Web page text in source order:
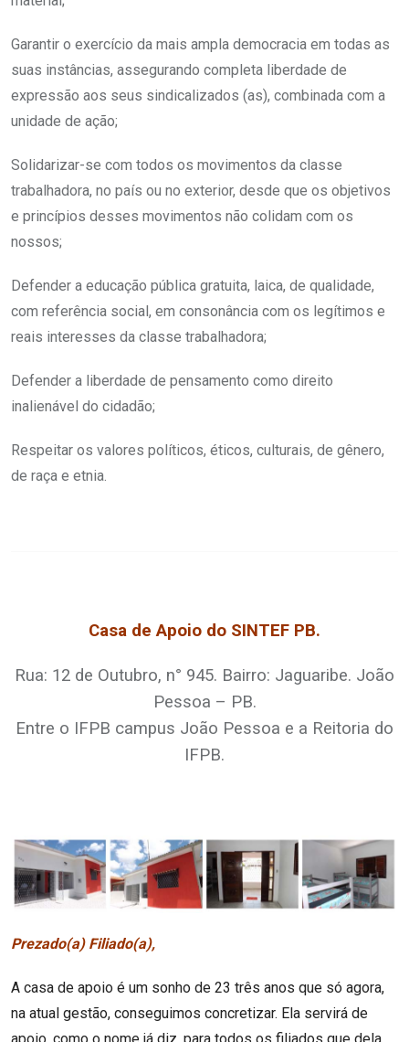
Garantir o exercício da mais ampla democracia em todas as
suas instâncias, assegurando completa liberdade de
expressão aos seus sindicalizados (as), combinada com a
unidade de ação;
Solidarizar-se com todos os movimentos da classe
trabalhadora, no país ou no exterior, desde que os objetivos
e princípios desses movimentos não colidam com os
nossos;
Defender a educação pública gratuita, laica, de qualidade,
com referência social, em consonância com os legítimos e
reais interesses da classe trabalhadora;
Defender a liberdade de pensamento como direito
inalienável do cidadão;
Respeitar os valores políticos, éticos, culturais, de gênero,
de raça e etnia.
Casa de Apoio do SINTEF PB.
Rua: 12 de Outubro, n° 945. Bairro: Jaguaribe. João
Pessoa – PB.
Entre o IFPB campus João Pessoa e a Reitoria do
IFPB.
Prezado(a) Filiado(a),
A casa de apoio é um sonho de 23 três anos que só agora,
na atual gestão, conseguimos concretizar. Ela servirá de